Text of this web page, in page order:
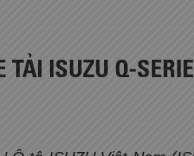
ISUZU Q-